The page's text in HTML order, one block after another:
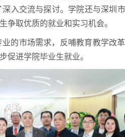
入交流与探讨。学院还与深圳
争取优质的就业和实习机会。
的市场需求，反哺教育教学改
促进学院毕业生就业。